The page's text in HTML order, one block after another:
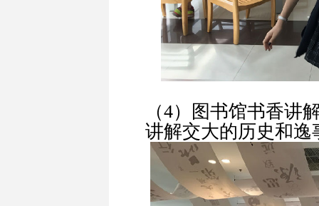
（4）图书馆书香讲
讲解交大的历史和逸